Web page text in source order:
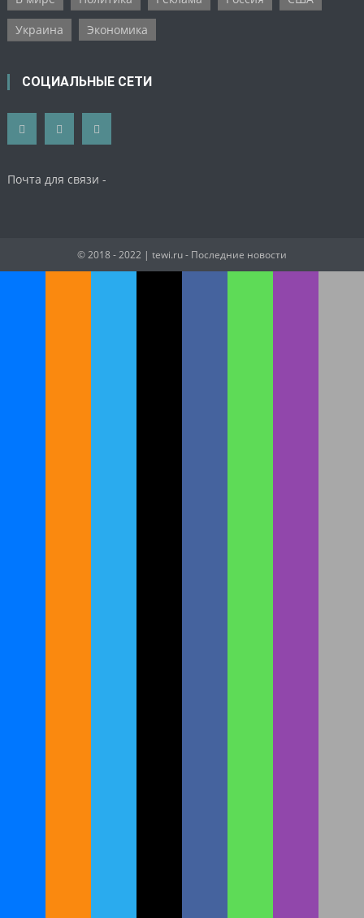
Украина
Экономика
СОЦИАЛЬНЫЕ СЕТИ
Почта для связи -
© 2018 - 2022 | tewi.ru - Последние новости